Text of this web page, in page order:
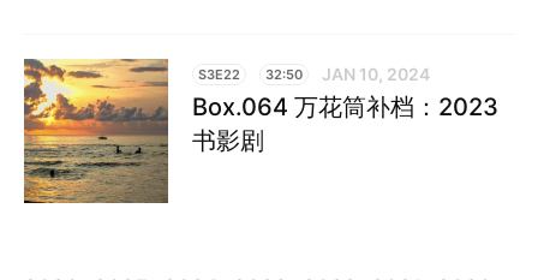
S3E22 32:50 JAN 10, 2024
Box.064 万花筒补档：2023
书影剧